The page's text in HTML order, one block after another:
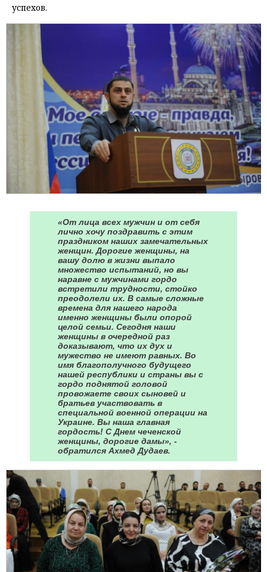
успехов.
«От лица всех мужчин и от себя
лично хочу поздравить с этим
праздником наших замечательных
женщин. Дорогие женщины, на
вашу долю в жизни выпало
множество испытаний, но вы
наравне с мужчинами гордо
встретили трудности, стойко
преодолели их. В самые сложные
времена для нашего народа
именно женщины были опорой
целой семьи. Сегодня наши
женщины в очередной раз
доказывают, что их дух и
мужество не имеют равных. Во
имя благополучного будущего
нашей республики и страны вы с
гордо поднятой головой
провожаете своих сыновей и
братьев участвовать в
специальной военной операции на
Украине. Вы наша главная
гордость! С Днем чеченской
женщины, дорогие дамы», -
обратился Ахмед Дудаев.